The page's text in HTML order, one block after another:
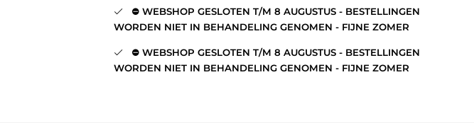
⛔️ WEBSHOP GESLOTEN T/M 8 AUGUSTUS - BESTELLINGEN
WORDEN NIET IN BEHANDELING GENOMEN - FIJNE ZOMER
⛔️ WEBSHOP GESLOTEN T/M 8 AUGUSTUS - BESTELLINGEN
WORDEN NIET IN BEHANDELING GENOMEN - FIJNE ZOMER